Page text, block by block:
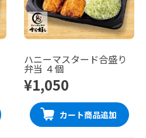
ハニーマスタード合盛り
弁当 ４個
¥1,050
カート商品追加